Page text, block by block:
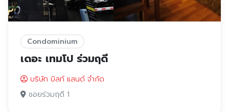
Condominium
เดอะ เทมโป ร่วมฤดี
บริษัท บิลท์ แลนด์ จำกัด
ซอยร่วมฤดี 1